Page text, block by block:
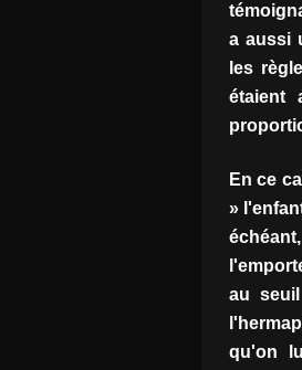
a aussi
les
étaient
En ce
»
au
qu'on